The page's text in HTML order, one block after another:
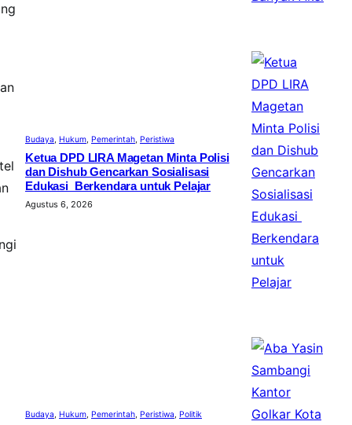
Budaya, Hukum, Pemerintah, Peristiwa
Ketua DPD LIRA Magetan Minta Polisi
dan Dishub Gencarkan Sosialisasi
Edukasi Berkendara untuk Pelajar
Agustus 6, 2026
Budaya, Hukum, Pemerintah, Peristiwa, Politik